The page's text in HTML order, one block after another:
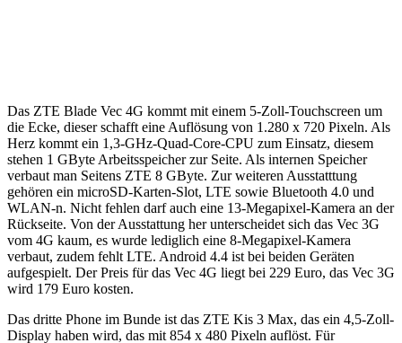
Das ZTE Blade Vec 4G kommt mit einem 5-Zoll-Touchscreen um
die Ecke, dieser schafft eine Auflösung von 1.280 x 720 Pixeln. Als
Herz kommt ein 1,3-GHz-Quad-Core-CPU zum Einsatz, diesem
stehen 1 GByte Arbeitsspeicher zur Seite. Als internen Speicher
verbaut man Seitens ZTE 8 GByte. Zur weiteren Ausstatttung
gehören ein microSD-Karten-Slot, LTE sowie Bluetooth 4.0 und
WLAN-n. Nicht fehlen darf auch eine 13-Megapixel-Kamera an der
Rückseite. Von der Ausstattung her unterscheidet sich das Vec 3G
vom 4G kaum, es wurde lediglich eine 8-Megapixel-Kamera
verbaut, zudem fehlt LTE. Android 4.4 ist bei beiden Geräten
aufgespielt. Der Preis für das Vec 4G liegt bei 229 Euro, das Vec 3G
wird 179 Euro kosten.
Das dritte Phone im Bunde ist das ZTE Kis 3 Max, das ein 4,5-Zoll-
Display haben wird, das mit 854 x 480 Pixeln auflöst. Für